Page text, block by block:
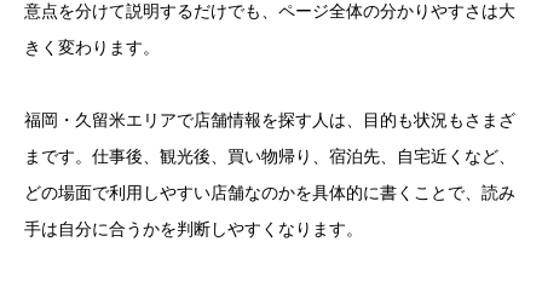
意点を分けて説明するだけでも、ページ全体の分かりやすさは大
きく変わります。
福岡・久留米エリアで店舗情報を探す人は、目的も状況もさまざ
まです。仕事後、観光後、買い物帰り、宿泊先、自宅近くなど、
どの場面で利用しやすい店舗なのかを具体的に書くことで、読み
手は自分に合うかを判断しやすくなります。